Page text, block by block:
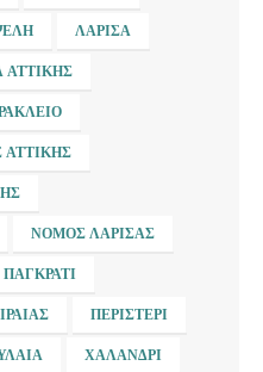
ΛΆΡΙΣΑ
ΑΤΤΙΚΉΣ
ΝΟΜΌΣ ΛΆΡΙΣΑΣ
ΠΑΓΚΡΆΤΙ
ΠΕΡΙΣΤΈΡΙ
ΧΑΛΆΝΔΡΙ